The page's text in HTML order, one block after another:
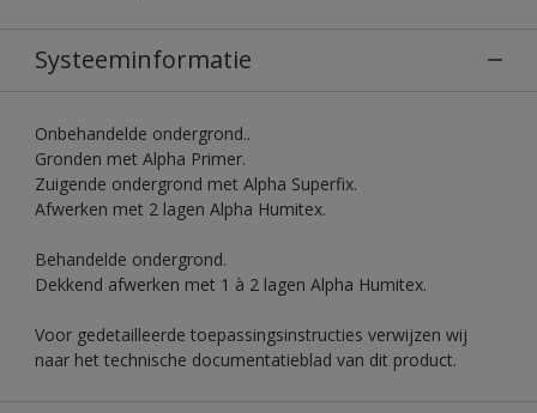
Systeeminformatie
Onbehandelde ondergrond..
Gronden met Alpha Primer.
Zuigende ondergrond met Alpha Superfix.
Afwerken met 2 lagen Alpha Humitex.
Behandelde ondergrond.
Dekkend afwerken met 1 à 2 lagen Alpha Humitex.
Voor gedetailleerde toepassingsinstructies verwijzen wij
naar het technische documentatieblad van dit product.